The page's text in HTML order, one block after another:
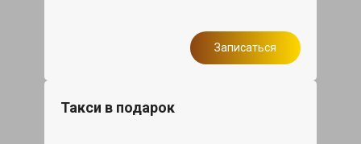
Записаться
Такси в подарок